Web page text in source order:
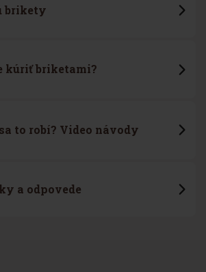
brikety
kúriť briketami?
to robí? Video návody
a odpovede